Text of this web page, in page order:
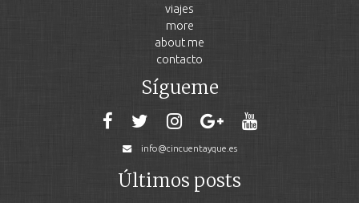
viajes
more
about me
contacto
Sígueme
info@cincuentayque.es
Últimos posts